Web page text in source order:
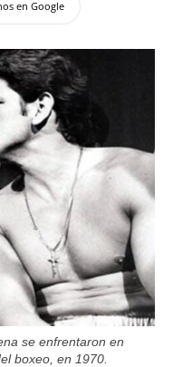
en Google
se enfrentaron en
boxeo, en 1970.